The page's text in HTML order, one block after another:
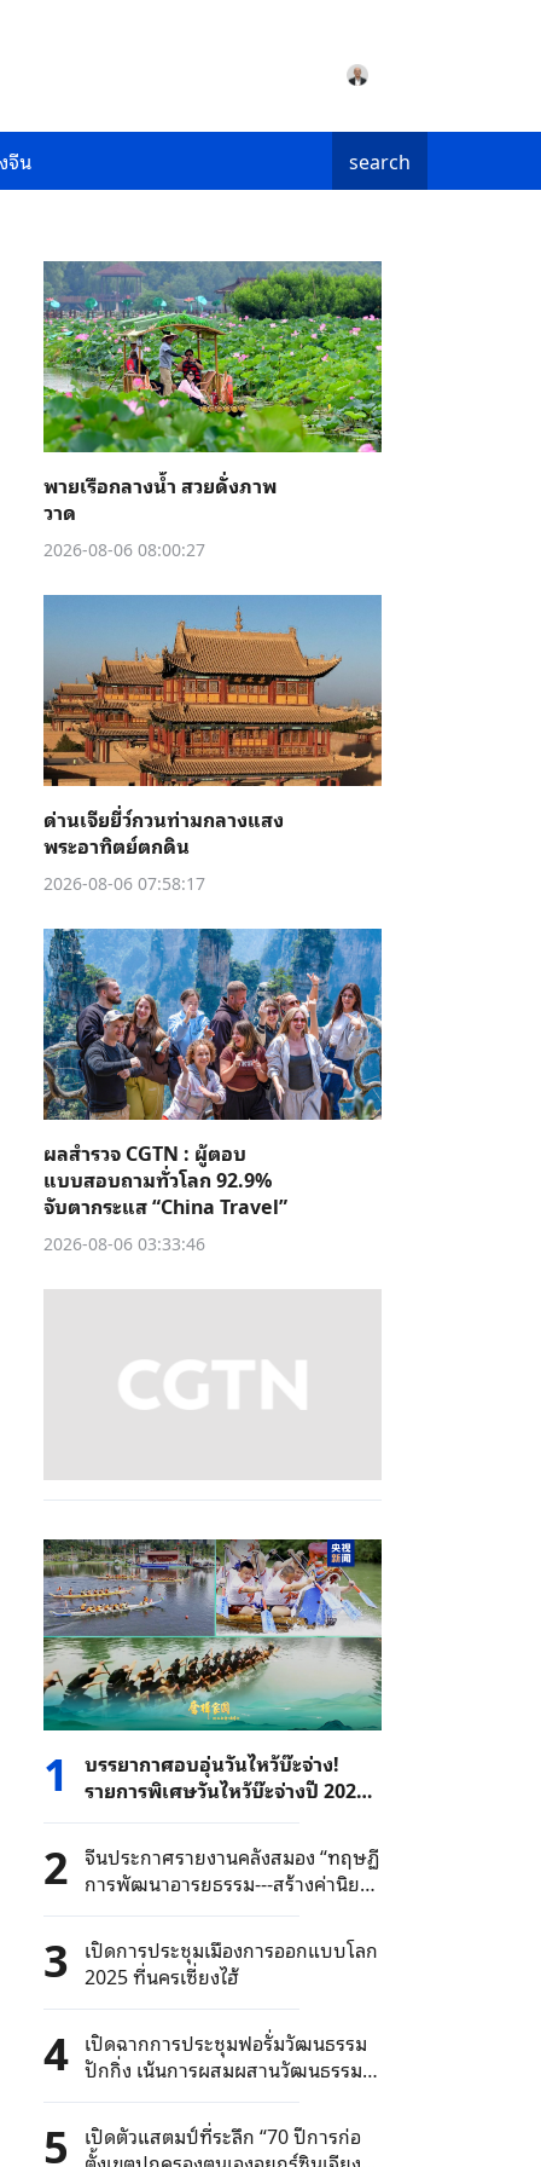
จีน search
พายเรือกลางน้ำ สวยดั่งภาพ
วาด
2026-08-06 08:00:27
ด่านเจียยี่ว์กวนท่ามกลางแสง
พระอาทิตย์ตกดิน
2026-08-06 07:58:17
ผลสำรวจ CGTN : ผู้ตอบ
แบบสอบถามทั่วโลก 92.9%
จับตากระแส “China Travel”
2026-08-06 03:33:46
1
บรรยากาศอบอุ่นวันไหว้บ๊ะจ่าง!
รายการพิเศษวันไหว้บ๊ะจ่างปี 2025
ของ CMG ออกอากาศคืนวันที่ 31
พฤษภาคม
2 จีนประกาศรายงานคลังสมอง “ทฤษฏี
การพัฒนาอารยธรรม---สร้างค่านิยม
อารยธรรมใหม่ที่มีแกนนำในการ
พัฒนา”
3 เปิดการประชุมเมืองการออกแบบโลก
2025 ที่นครเซี่ยงไฮ้
4 เปิดฉากการประชุมฟอรั่มวัฒนธรรม
ปักกิ่ง เน้นการผสมผสานวัฒนธรรม
และเทคโนโลยี
5
เปิดตัวแสตมป์ที่ระลึก “70 ปีการก่อ